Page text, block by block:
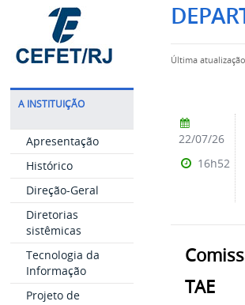
A INSTITUIÇÃO
Apresentação
Histórico
Direção-Geral
Diretorias
sistêmicas
Tecnologia da
Informação
Projeto de
Última
22/07/26
16h52
TAE